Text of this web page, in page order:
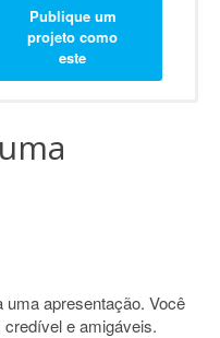
Publique um
projeto como
este
apresentação. Você
e amigáveis.